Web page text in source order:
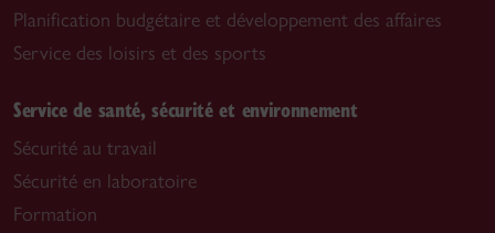
Planification budgétaire et développement des affaires
Service des loisirs et des sports
Service de santé, sécurité et environnement
Sécurité au travail
Sécurité en laboratoire
Formation